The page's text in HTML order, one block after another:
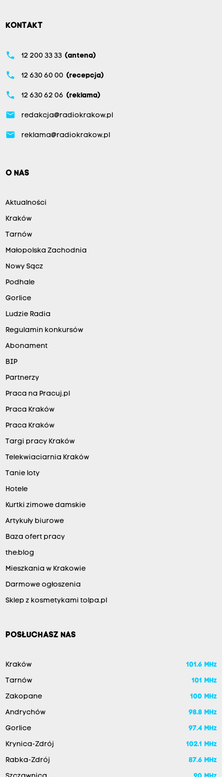
KONTAKT
phone 12 200 33 33 (antena)
phone 12 630 60 00 (recepcja)
phone 12 630 62 06 (reklama)
email redakcja@radiokrakow.pl
email reklama@radiokrakow.pl
O NAS
Aktualności
Kraków
Tarnów
Małopolska Zachodnia
Nowy Sącz
Podhale
Gorlice
Ludzie Radia
Regulamin konkursów
Abonament
BIP
Partnerzy
Praca na Pracuj.pl
Praca Kraków
Praca Kraków
Targi pracy Kraków
Telekwiaciarnia Kraków
Tanie loty
Hotele
Kurtki zimowe damskie
Artykuły biurowe
Baza ofert pracy
the:blog
Mieszkania w Krakowie
Darmowe ogłoszenia
Sklep z kosmetykami tolpa.pl
POSŁUCHASZ NAS
Kraków 101.6 MHz
Tarnów 101 MHz
Zakopane 100 MHz
Andrychów 98.8 MHz
Gorlice 97.4 MHz
Krynica-Zdrój 102.1 MHz
Rabka-Zdrój 87.6 MHz